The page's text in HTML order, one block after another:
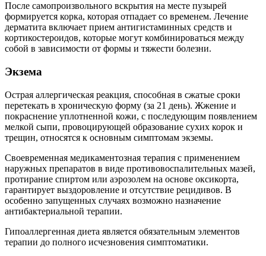
После самопроизвольного вскрытия на месте пузырей
формируется корка, которая отпадает со временем. Лечение
дерматита включает прием антигистаминных средств и
кортикостероидов, которые могут комбинироваться между
собой в зависимости от формы и тяжести болезни.
Экзема
Острая аллергическая реакция, способная в сжатые сроки
перетекать в хроническую форму (за 21 день). Жжение и
покраснение уплотненной кожи, с последующим появлением
мелкой сыпи, провоцирующей образование сухих корок и
трещин, относятся к основным симптомам экземы.
Своевременная медикаментозная терапия с применением
наружных препаратов в виде противовоспалительных мазей,
протирание спиртом или аэрозолем на основе оксикорта,
гарантирует выздоровление и отсутствие рецидивов. В
особенно запущенных случаях возможно назначение
антибактериальной терапии.
Гипоаллергенная диета является обязательным элементов
терапии до полного исчезновения симптоматики.